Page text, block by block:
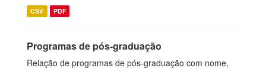
CSV PDF
Programas de pós-graduação
Relação de programas de pós-graduação com nome,